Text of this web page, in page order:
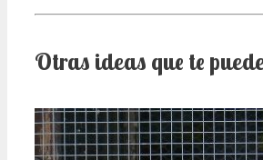
Otras ideas que te